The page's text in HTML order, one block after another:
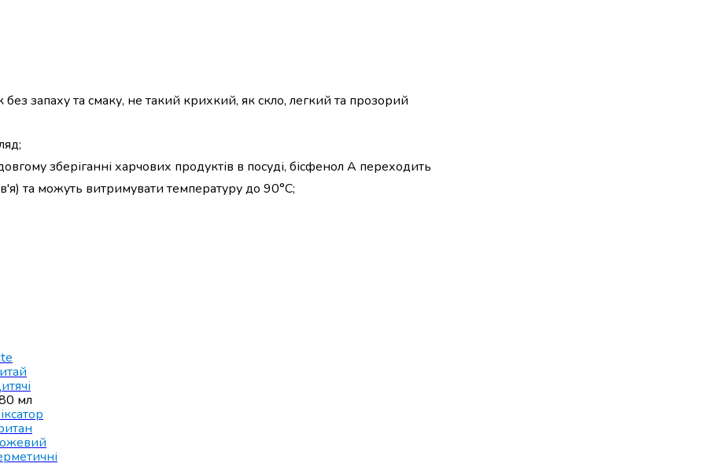
запаху та смаку, не такий крихкий, як скло, легкий та прозорий
зберіганні харчових продуктів в посуді, бісфенол А переходить
та можуть витримувати температуру до 90°C;
мл